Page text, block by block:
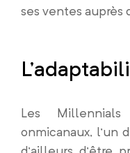
ses ventes auprès
Les
onmicanaux, l’un